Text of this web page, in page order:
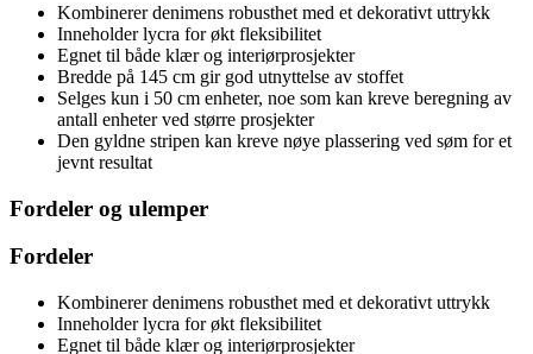
Kombinerer denimens robusthet med et dekorativt uttrykk
Inneholder lycra for økt fleksibilitet
Egnet til både klær og interiørprosjekter
Bredde på 145 cm gir god utnyttelse av stoffet
Selges kun i 50 cm enheter, noe som kan kreve beregning av
antall enheter ved større prosjekter
Den gyldne stripen kan kreve nøye plassering ved søm for et
jevnt resultat
Fordeler og ulemper
Fordeler
Kombinerer denimens robusthet med et dekorativt uttrykk
Inneholder lycra for økt fleksibilitet
Egnet til både klær og interiørprosjekter